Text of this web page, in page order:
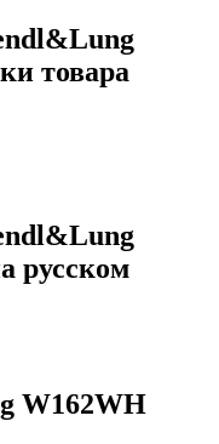
товара
русском
W162WH